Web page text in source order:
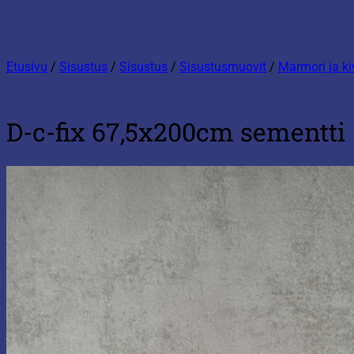
Etusivu / Sisustus / Sisustus / Sisustusmuovit / Marmori ja
D-c-fix 67,5x200cm sementti